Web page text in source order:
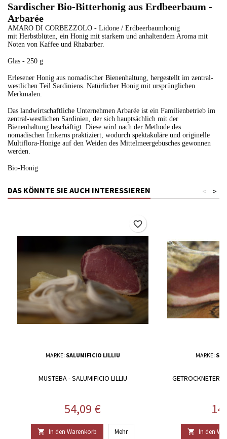
Sardischer Bio-Bitterhonig aus Erdbeerbaum -
Arbarée
AMARO DI CORBEZZOLO - Lidone / Erdbeerbaumhonig
mit Herbstblüten, ein Honig mit starkem und anhaltendem Aroma mit
Noten von Kaffee und Rhabarber.
Glas - 250 g
Erlesener Honig aus nomadischer Bienenhaltung, hergestellt im zentral-
westlichen Teil Sardiniens. Natürlicher Honig mit ursprünglichen
Merkmalen.
Das landwirtschaftliche Unternehmen Arbarée ist ein Familienbetrieb im
zentral-westlichen Sardinien, der sich hauptsächlich mit der
Bienenhaltung beschäftigt. Diese wird nach der Methode des
nomadischen Imkerns praktiziert, wodurch spektakuläre und originelle
Multiflora-Honige auf den Weiden des Mittelmeergebüsches gewonnen
werden.
Bio-Honig
DAS KÖNNTE SIE AUCH INTERESSIEREN >
<
MARKE: SALUMIFICIO LILLIU
MUSTEBA - SALUMIFICIO LILLIU
Preis
54,09 €
 In den Warenkorb Mehr
favorite_border
MARKE:
GETROCKNETER
 In den